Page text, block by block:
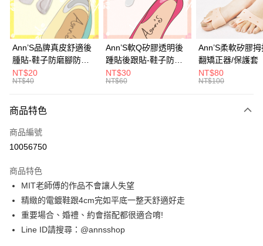
華南商業銀行
彰化商業銀行
上海商業儲蓄銀行
台北富邦商業銀行
國泰世華商業銀行
兆豐國際商業銀行
臺灣中小企業銀行
台中商業銀行
匯豐（台灣）商業銀行
華泰商業銀行
聯邦商業銀行
遠東國際商業銀行
元大商業銀行
台灣樂天信用卡公司
合作金庫商業銀行
第一商業銀行
華南商業銀行
彰化商業銀行
上海商業儲蓄銀行
台北富邦商業銀行
國泰世華商業銀行
兆豐國際商業銀行
臺灣中小企業銀行
台中商業銀行
匯豐（台灣）商業銀行
聯邦商業銀行
玉山商業銀行
台灣樂天信用卡公司
購物金
超商取貨付款
LINE Pay
Apple Pay
Google Pay
全支付
大哥付你分期
相關說明
【大哥付你分期使用說明】
1.本服務由台灣大哥大提供，台灣大哥大用戶可立即使用無須另外申請。
2.付款方式選擇「大哥付你分期」，訂單成立後會自動跳轉到大哥付的交易
Ann’S品牌真皮舒適後
腫貼-鞋子防磨腳防掉
跟大半號專用
NT$20
NT$40
Ann’S軟Q矽膠透明後
踵貼後跟貼-鞋子防磨
腳防掉跟大半號專用
NT$30
NT$60
Ann’S柔軟矽膠
翻矯正器/保護套
NT$80
NT$100
商品特色
商品編號
10056750
商品特色
MIT老師傅的作品不會讓人失望
精緻的電鍍鞋跟4cm完如平底一整天舒適好走
重要場合、婚禮、約會搭配都很適合唷!
Line ID請搜尋：@annsshop